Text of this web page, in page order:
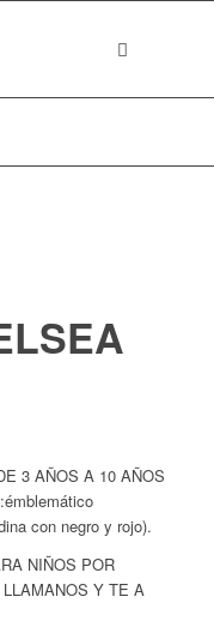
3 AÑOS A 10 AÑOS
con negro y rojo).
NIÑOS POR
Y TE A